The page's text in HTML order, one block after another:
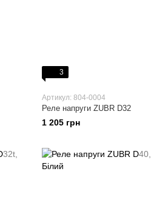
3
Артикул: 804-0004
Реле напруги ZUBR D32
1 205 грн